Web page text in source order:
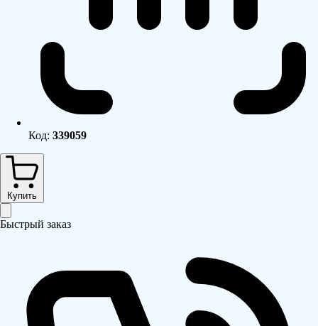
Код: 339059
Купить
Быстрый заказ